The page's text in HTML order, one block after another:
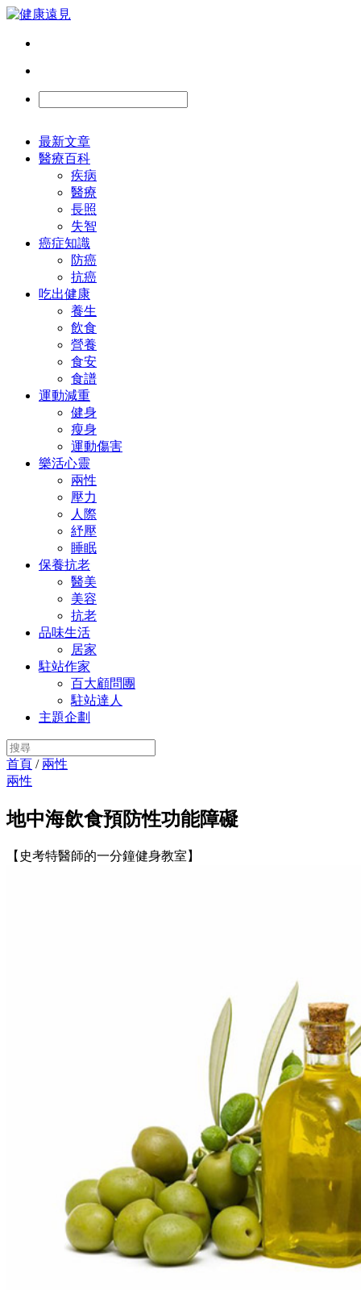
最新文章
醫療百科
疾病
醫療
長照
失智
癌症知識
防癌
抗癌
吃出健康
養生
飲食
營養
食安
食譜
運動減重
健身
瘦身
運動傷害
樂活心靈
兩性
壓力
人際
紓壓
睡眠
保養抗老
醫美
美容
抗老
品味生活
居家
駐站作家
百大顧問團
駐站達人
主題企劃
首頁 / 兩性
兩性
地中海飲食預防性功能障礙
【史考特醫師的一分鐘健身教室】